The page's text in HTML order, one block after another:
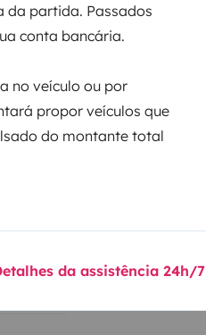
da partida. Passados
conta bancária.
no veículo ou por
propor veículos que
do montante total
da assistência 24h/7